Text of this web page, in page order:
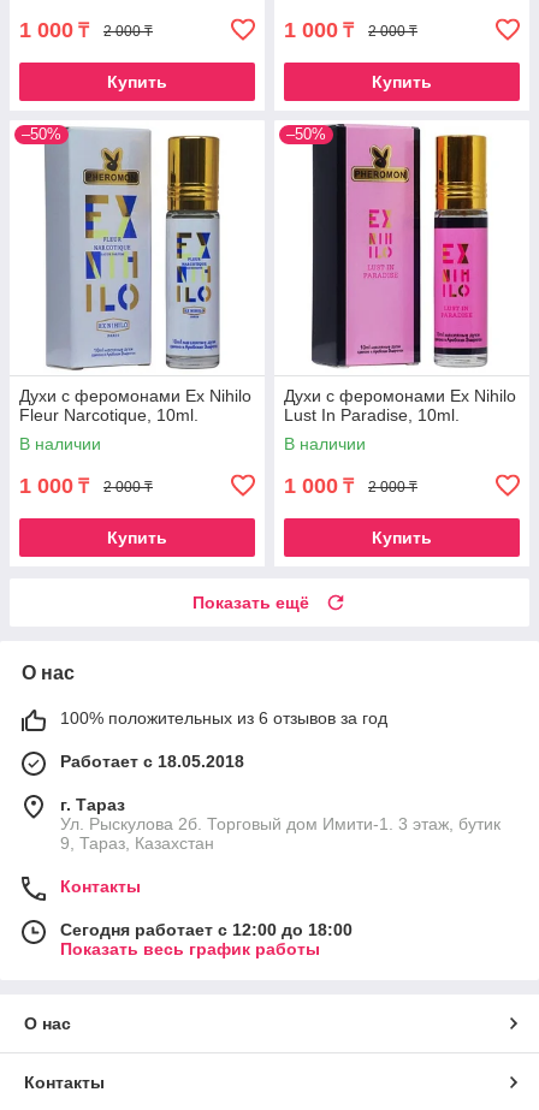
1 000 ₸ 2 000 ₸
Купить
1 000 ₸ 2 000 ₸
Купить
–50%
Духи с феромонами Ex Nihilo
Fleur Narcotique, 10ml.
В наличии
1 000 ₸ 2 000 ₸
Купить
–50%
Духи с феромонами Ex Nihilo
Lust In Paradise, 10ml.
В наличии
1 000 ₸ 2 000 ₸
Купить
Показать ещё
О нас
100% положительных из 6 отзывов за год
Работает с 18.05.2018
г. Тараз
Ул. Рыскулова 2б. Торговый дом Имити-1. 3 этаж, бутик
9, Тараз, Казахстан
Контакты
Сегодня работает с 12:00 до 18:00
Показать весь график работы
О нас
Контакты